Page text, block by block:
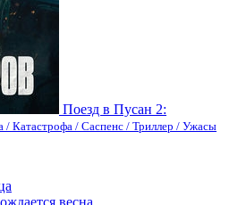
Поезд в Пусан 2:
Катастрофа / Саспенс / Триллер / Ужасы
весна